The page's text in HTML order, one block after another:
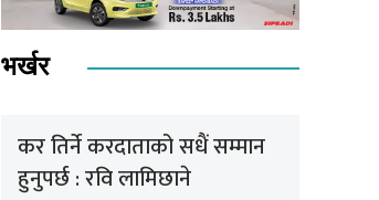
भर्खर
कर तिर्ने करदाताको सधैं सम्मान
हुनुपर्छ : रवि लामिछाने